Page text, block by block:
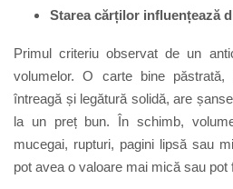
Starea cărților influențează
Primul criteriu observat de un
volumelor. O carte bine
întreagă și legătură solidă, are
la un preț bun. În schimb,
mucegai, rupturi, pagini lipsă sau
pot avea o valoare mai mică sau pot